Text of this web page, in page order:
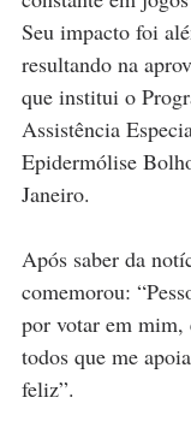
Seu impacto foi
resultando na
que institui o
Assistência
Epidermólise
Janeiro.
Após saber da
comemorou:
por votar em mim,
todos que me
feliz”.